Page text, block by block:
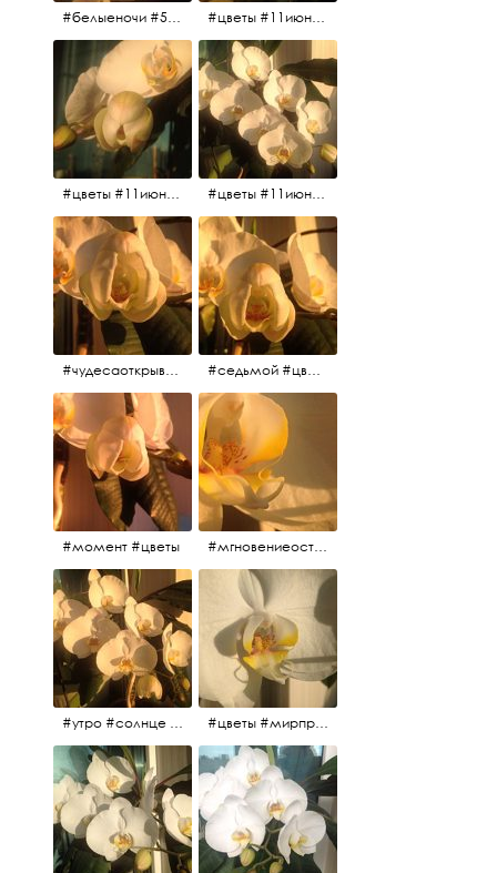
#белыеночи #5утра #11июня2017 #цветы #цветы #11июня2017 #5утра #белыеночи
#цветы #11июня2017 #цветы #11июня2017
#чудесаоткрываются #красота #чудоприроды #нежность #цветы #прекрасное #седьмой #цветы #жизньналоджии
#момент #цветы #мгновениеостановись #прекрасныймомент #жаждарасцвета
#утро #солнце #белыеночи2017 #санктпетербург #цветы #седьмойпошёл #цветы #мирпрекрасен #пятьутра